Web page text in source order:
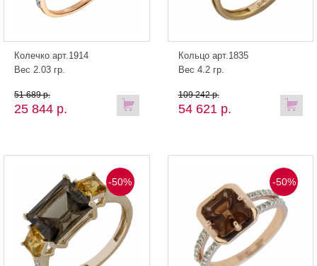
Колечко арт.1914
Вес 2.03 гр.
25 844 р.
51 689 р.
Кольцо арт.1835
Вес 4.2 гр.
54 621 р.
109 242 р.
-50% -50%